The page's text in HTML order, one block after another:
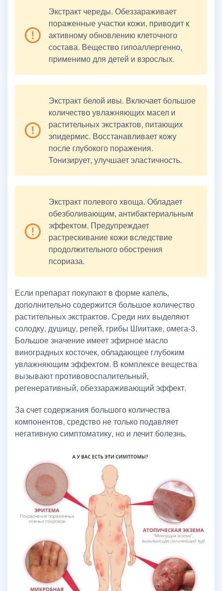
Экстракт череды. Обеззараживает
пораженные участки кожи, приводит к
активному обновлению клеточного
состава. Вещество гипоаллергенно,
применимо для детей и взрослых.
Экстракт белой ивы. Включает большое
количество увлажняющих масел и
растительных экстрактов, питающих
эпидермис. Восстанавливает кожу
после глубокого поражения.
Тонизирует, улучшает эластичность.
Экстракт полевого хвоща. Обладает
обезболивающим, антибактериальным
эффектом. Предупреждает
растрескивание кожи вследствие
продолжительного обострения
псориаза.
Если препарат покупают в форме капель,
дополнительно содержится большое количество
растительных экстрактов. Среди них выделяют
солодку, душицу, репей, грибы Шиитаке, омега-3.
Большое значение имеет эфирное масло
виноградных косточек, обладающее глубоким
увлажняющим эффектом. В комплексе вещества
вызывают противовоспалительный,
регенеративный, обеззараживающий эффект.
За счет содержания большого количества
компонентов, средство не только подавляет
негативную симптоматику, но и лечит болезнь.